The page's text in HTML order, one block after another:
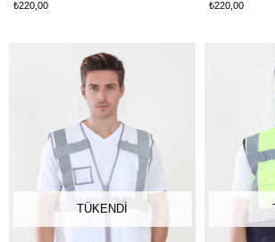
₺220,00 ₺220,00
TÜKENDI